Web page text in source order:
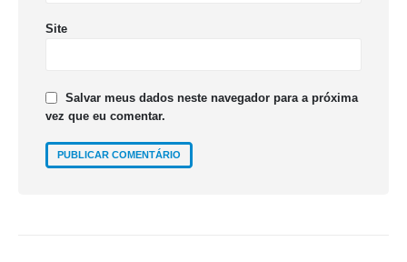
Site
Salvar meus dados neste navegador para a próxima
vez que eu comentar.